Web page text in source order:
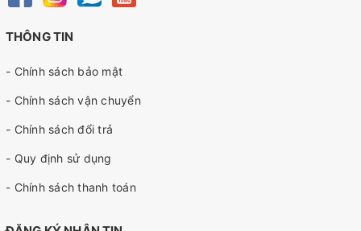
THÔNG TIN
- Chính sách bảo mật
- Chính sách vận chuyển
- Chính sách đổi trả
- Quy định sử dụng
- Chính sách thanh toán